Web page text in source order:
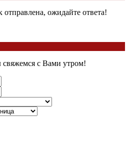
отправлена, ожидайте ответа!
с Вами утром!